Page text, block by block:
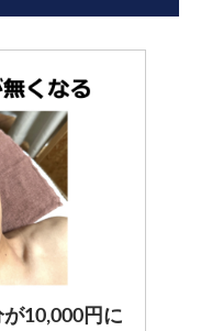
10,000円に